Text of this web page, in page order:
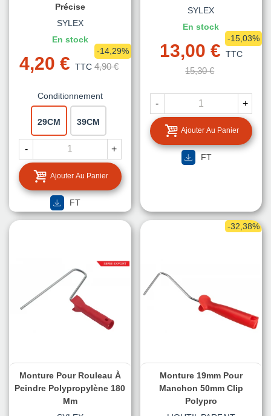
Précise
SYLEX
En stock
4,20 € TTC 4,90 €
-14,29%
Conditionnement
29CM 39CM
- +
Ajouter Au Panier
FT
SYLEX
En stock
13,00 € TTC
15,30 €
-15,03%
- +
Ajouter Au Panier
FT
Monture Pour Rouleau À
Peindre Polypropylène 180
Mm
-32,38%
Monture 19mm Pour
Manchon 50mm Clip
Polypro